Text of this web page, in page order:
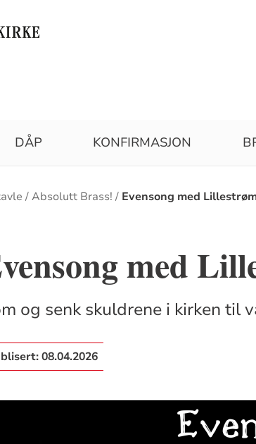
DÅP KONFIRMASJON
Absolutt Brass! Evensong med
med
og senk skuldrene i kirken til
08.04.2026